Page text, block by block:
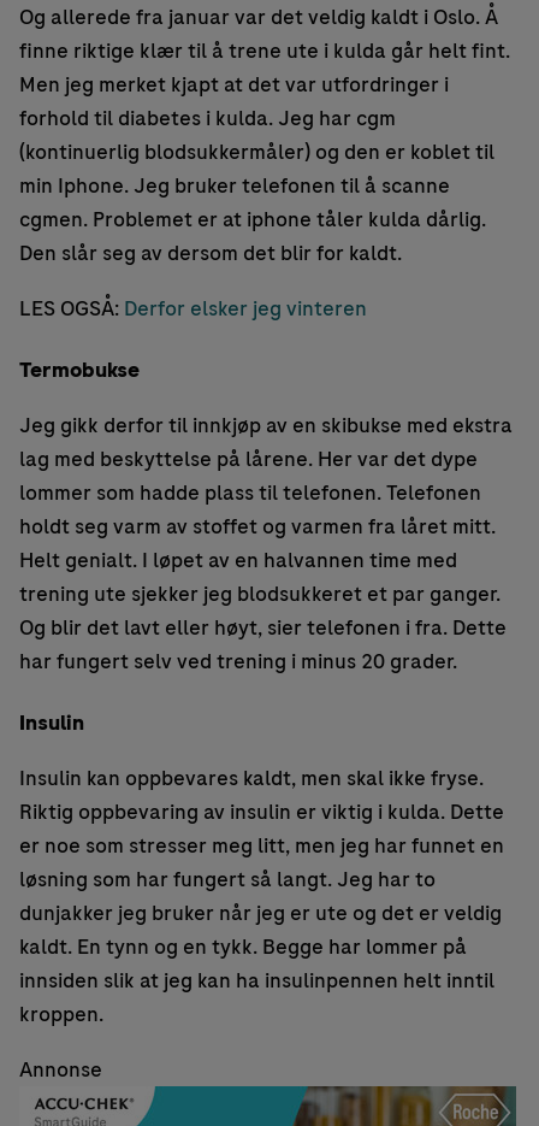
Og allerede fra januar var det veldig kaldt i Oslo. Å
finne riktige klær til å trene ute i kulda går helt fint.
Men jeg merket kjapt at det var utfordringer i
forhold til diabetes i kulda. Jeg har cgm
(kontinuerlig blodsukkermåler) og den er koblet til
min Iphone. Jeg bruker telefonen til å scanne
cgmen. Problemet er at iphone tåler kulda dårlig.
Den slår seg av dersom det blir for kaldt.
LES OGSÅ: Derfor elsker jeg vinteren
Termobukse
Jeg gikk derfor til innkjøp av en skibukse med ekstra
lag med beskyttelse på lårene. Her var det dype
lommer som hadde plass til telefonen. Telefonen
holdt seg varm av stoffet og varmen fra låret mitt.
Helt genialt. I løpet av en halvannen time med
trening ute sjekker jeg blodsukkeret et par ganger.
Og blir det lavt eller høyt, sier telefonen i fra. Dette
har fungert selv ved trening i minus 20 grader.
Insulin
Insulin kan oppbevares kaldt, men skal ikke fryse.
Riktig oppbevaring av insulin er viktig i kulda. Dette
er noe som stresser meg litt, men jeg har funnet en
løsning som har fungert så langt. Jeg har to
dunjakker jeg bruker når jeg er ute og det er veldig
kaldt. En tynn og en tykk. Begge har lommer på
innsiden slik at jeg kan ha insulinpennen helt inntil
kroppen.
Annonse